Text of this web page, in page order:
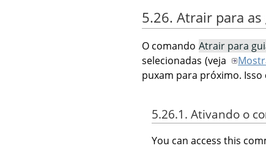
5.26. Atrair para as
O comando Atrair para
selecionadas (veja
puxam para próximo.
5.26.1. Ativando o
You can access this